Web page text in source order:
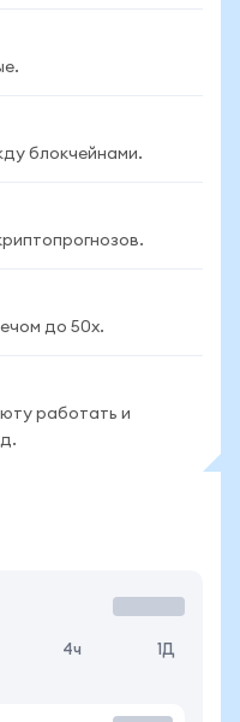
блокчейнами.
до 50x.
работать и
4ч 1Д